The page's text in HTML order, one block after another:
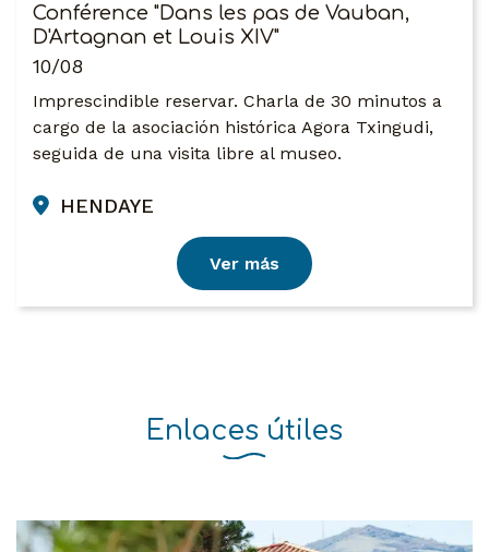
Conférence "Dans les pas de Vauban,
D'Artagnan et Louis XIV"
10/08
Imprescindible reservar. Charla de 30 minutos a
cargo de la asociación histórica Agora Txingudi,
seguida de una visita libre al museo.
HENDAYE
Ver más
Enlaces útiles